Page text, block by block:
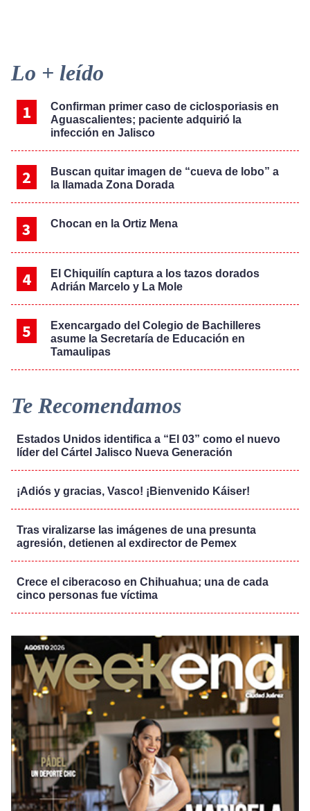
Primary
Sidebar
Lo + leído
Confirman primer caso de ciclosporiasis en
Aguascalientes; paciente adquirió la
infección en Jalisco
Buscan quitar imagen de “cueva de lobo” a
la llamada Zona Dorada
Chocan en la Ortiz Mena
El Chiquilín captura a los tazos dorados
Adrián Marcelo y La Mole
Exencargado del Colegio de Bachilleres
asume la Secretaría de Educación en
Tamaulipas
Te Recomendamos
Estados Unidos identifica a “El 03” como el nuevo
líder del Cártel Jalisco Nueva Generación
¡Adiós y gracias, Vasco! ¡Bienvenido Káiser!
Tras viralizarse las imágenes de una presunta
agresión, detienen al exdirector de Pemex
Crece el ciberacoso en Chihuahua; una de cada
cinco personas fue víctima